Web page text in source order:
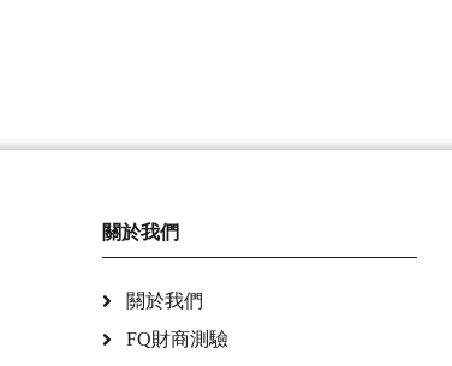
關於我們
關於我們
FQ財商測驗